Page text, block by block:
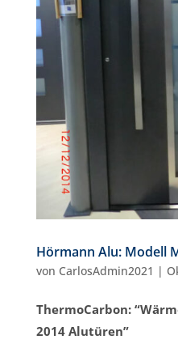
Hörmann Alu: Modell
von CarlosAdmin2021 |
ThermoCarbon:
2014 Alutüren”